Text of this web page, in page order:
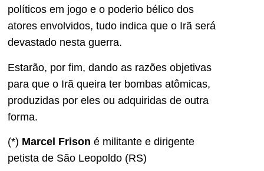
políticos em jogo e o poderio bélico dos
atores envolvidos, tudo indica que o Irã será
devastado nesta guerra.
Estarão, por fim, dando as razões objetivas
para que o Irã queira ter bombas atômicas,
produzidas por eles ou adquiridas de outra
forma.
(*) Marcel Frison é militante e dirigente
petista de São Leopoldo (RS)